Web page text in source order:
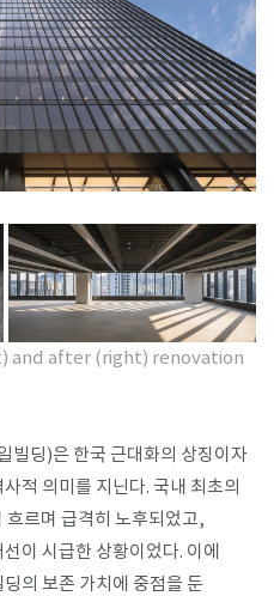
and after (right) renovation
빌딩)은 한국 근대화의 상징이자
적 의미를 지닌다. 국내 최초의
르며 급격히 노후되었고,
이 시급한 상황이었다. 이에
의 보존 가치에 중점을 둔